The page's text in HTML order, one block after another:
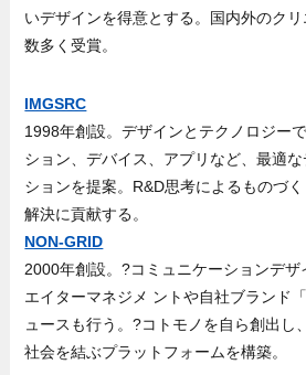
いデザインを得意とする。国内外のク
数多く受賞。
IMGSRC
1998年創設。デザインとテクノロジー
ション、デバイス、アプリなど、最適
ションを提案。R&D思考によるものづ
解決に貢献する。
NON-GRID
2000年創設。?コミュニケーションデザ
エイターマネジメ ントや自社ブランド
ュースも行う。?コトモノを自ら創出し
社会を結ぶプラットフォームを構築。